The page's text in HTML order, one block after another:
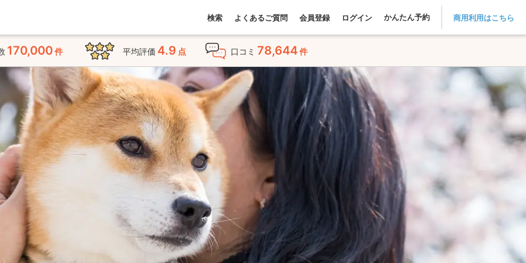
検索 よくあるご質問 会員登録 ログイン かんたん予約 商用利用はこちら
170,000件 平均評価 4.9 点 口コミ 78,644件